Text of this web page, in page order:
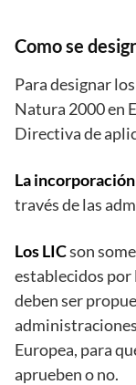
Como se
Para designar
Natura 2000 en
Directiva de
La
través de las
Los LICson
establecidos
deben ser
Europea, para
aprueben o no.